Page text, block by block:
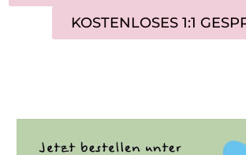
KOSTENLOSES 1:1